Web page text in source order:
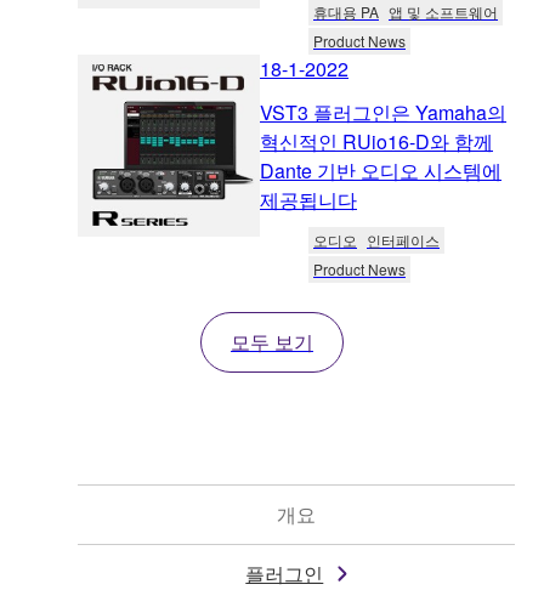
휴대용 PA 앱 및 소프트웨어
Product News
18-1-2022
VST3 플러그인은 Yamaha의
혁신적인 RUio16-D와 함께
Dante 기반 오디오 시스템에
제공됩니다
오디오
인터페이스
Product News
모두 보기
개요
플러그인